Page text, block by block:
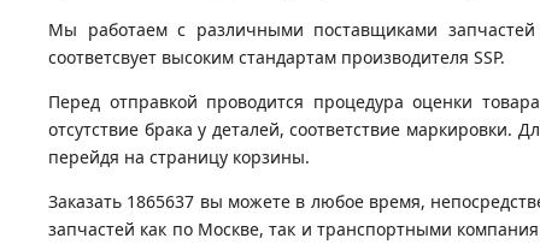
Мы работаем с различными поставщиками запчастей
соответсвует высоким стандартам производителя SSP.
Перед отправкой проводится процедура оценки
отсутствие брака у деталей, соответствие маркировки.
перейдя на страницу корзины.
Заказать 1865637 вы можете в любое время,
запчастей как по Москве, так и транспортными